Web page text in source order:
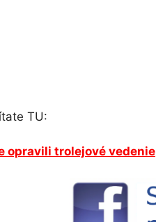
TU:
opravili trolejové vedenie